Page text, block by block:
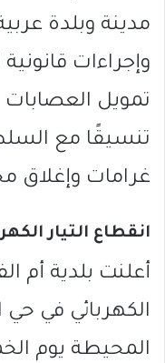
مدينة وبلدة
وإجراءات
تمويل
تنسيقًا مع
غرامات وإغلاق
انقطاع التيار
أعلنت بلدية أم
الكهربائي في